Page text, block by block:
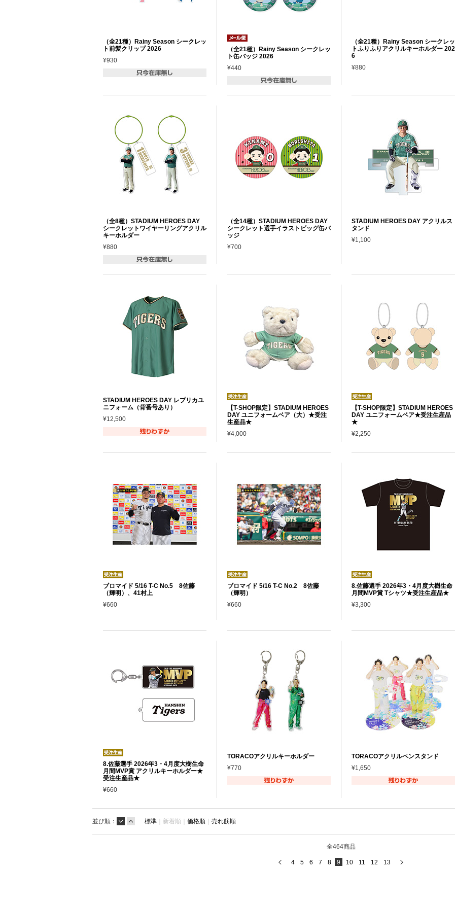
（全21種）Rainy Season シークレッ
ト前髪クリップ 2026
¥930
（全21種）Rainy Season シークレッ
ト缶バッジ 2026
¥440
（全21種）Rainy Season シークレッ
トふりふりアクリルキーホルダー 202
6
¥880
（全8種）STADIUM HEROES DAY
シークレットワイヤーリングアクリル
キーホルダー
¥880
（全14種）STADIUM HEROES DAY
シークレット選手イラストビッグ缶バ
ッジ
¥700
STADIUM HEROES DAY アクリルス
タンド
¥1,100
STADIUM HEROES DAY レプリカユ
ニフォーム（背番号あり）
¥12,500
【T-SHOP限定】STADIUM HEROES
DAY ユニフォームベア（大）★受注
生産品★
¥4,000
【T-SHOP限定】STADIUM HEROES
DAY ユニフォームベア★受注生産品
★
¥2,250
ブロマイド 5/16 T-C No.5 8佐藤
（輝明）、41村上
¥660
ブロマイド 5/16 T-C No.2 8佐藤
（輝明）
¥660
8.佐藤選手 2026年3・4月度大樹生命
月間MVP賞 Tシャツ★受注生産品★
¥3,300
8.佐藤選手 2026年3・4月度大樹生命
月間MVP賞 アクリルキーホルダー★
受注生産品★
¥660
TORACOアクリルキーホルダー
¥770
TORACOアクリルペンスタンド
¥1,650
並び順： 標準 ｜ 新着順｜ 価格順 ｜ 売れ筋順
全464商品
4 5 6 7 8 9 10 11 12 13